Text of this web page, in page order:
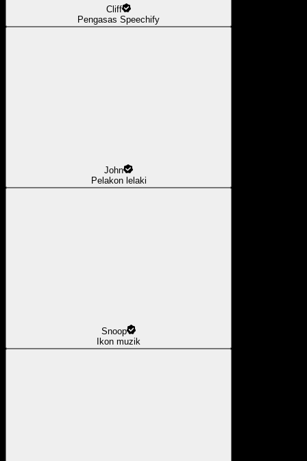
Cliff
Pengasas Speechify
John
Pelakon lelaki
Snoop
Ikon muzik